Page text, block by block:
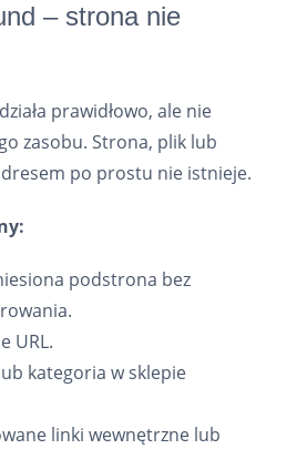
– strona nie
prawidłowo, ale nie
zasobu. Strona, plik lub
po prostu nie istnieje.
podstrona bez
URL.
kategoria w sklepie
linki wewnętrzne lub